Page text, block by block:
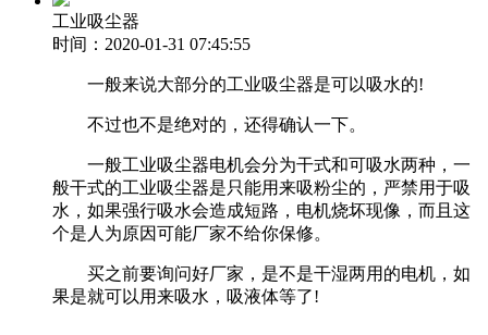
工业吸尘器
时间：2020-01-31 07:45:55
一般来说大部分的工业吸尘器是可以吸水的!
不过也不是绝对的，还得确认一下。
一般工业吸尘器电机会分为干式和可吸水两种，一
般干式的工业吸尘器是只能用来吸粉尘的，严禁用于吸
水，如果强行吸水会造成短路，电机烧坏现像，而且这
个是人为原因可能厂家不给你保修。
买之前要询问好厂家，是不是干湿两用的电机，如
果是就可以用来吸水，吸液体等了!